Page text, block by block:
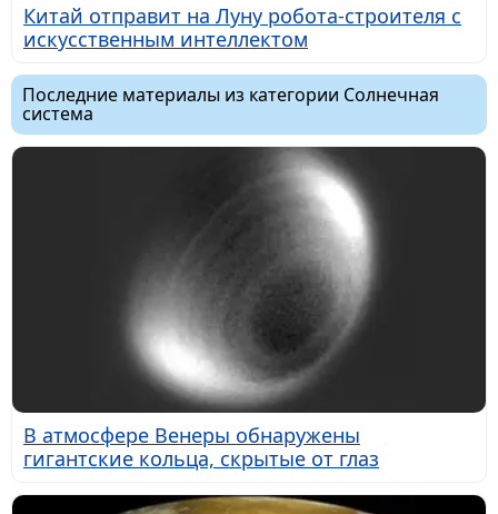
Китай отправит на Луну робота-строителя с
искусственным интеллектом
Последние материалы из категории Солнечная
система
В атмосфере Венеры обнаружены
гигантские кольца, скрытые от глаз